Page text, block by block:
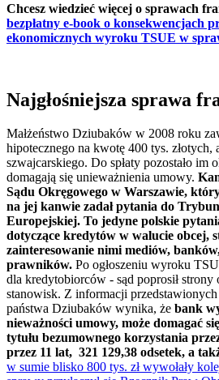
Chcesz wiedzieć więcej o sprawach
bezpłatny e-book o konsekwencjach
ekonomicznych wyroku TSUE w
Najgłośniejsza sprawa
Małżeństwo Dziubaków w 2008 roku
hipotecznego na kwotę 400 tys. złotych,
szwajcarskiego. Do spłaty pozostało im
domagają się unieważnienia umowy.
Sądu Okręgowego w Warszawie,
na jej kanwie zadał pytania do
Europejskiej. To jedyne polskie
dotyczące kredytów w walucie obcej,
zainteresowanie nimi mediów,
prawników. Po ogłoszeniu wyroku
dla kredytobiorców - sąd poprosił
stanowisk. Z informacji
państwa Dziubaków wynika, że bank
nieważności umowy, może domagać
tytułu bezumownego korzystania
przez 11 lat, 321 129,38 odsetek, a
w sumie blisko 800 tys. zł wywołały